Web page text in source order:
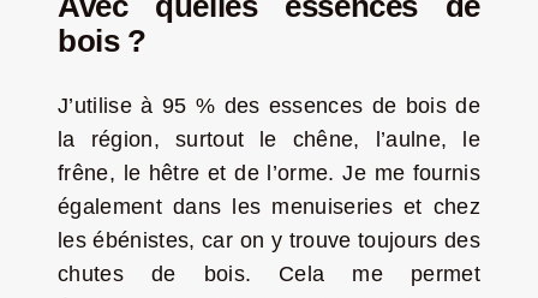
bois ?
J’utilise à 95 % des essences de bois de
la région, surtout le chêne, l’aulne, le
frêne, le hêtre et de l’orme. Je me fournis
également dans les menuiseries et chez
les ébénistes, car on y trouve toujours des
chutes de bois. Cela me permet